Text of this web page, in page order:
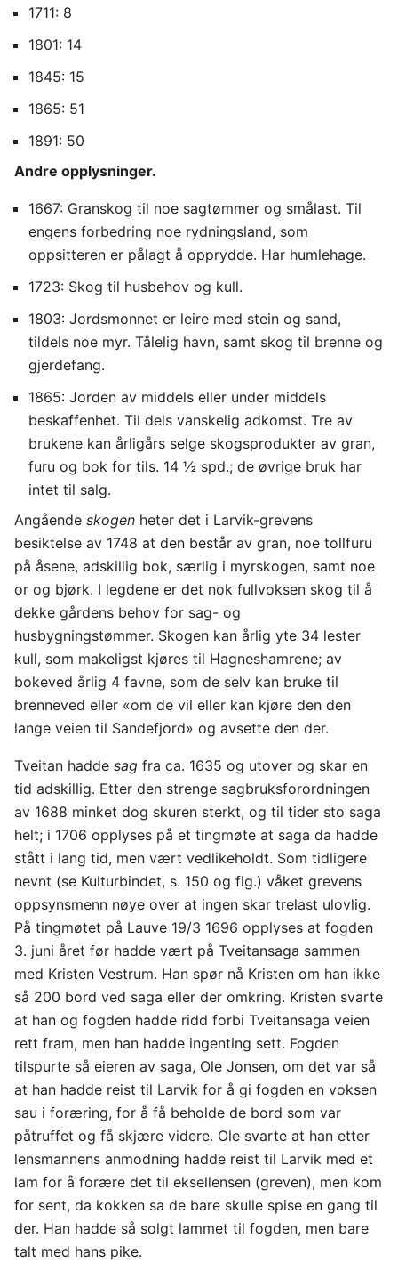
1711: 8
1801: 14
1845: 15
1865: 51
1891: 50
Andre opplysninger.
1667: Granskog til noe sagtømmer og smålast. Til
engens forbedring noe rydningsland, som
oppsitteren er pålagt å opprydde. Har humlehage.
1723: Skog til husbehov og kull.
1803: Jordsmonnet er leire med stein og sand,
tildels noe myr. Tålelig havn, samt skog til brenne og
gjerdefang.
1865: Jorden av middels eller under middels
beskaffenhet. Til dels vanskelig adkomst. Tre av
brukene kan årligårs selge skogsprodukter av gran,
furu og bok for tils. 14 ½ spd.; de øvrige bruk har
intet til salg.
Angående skogen heter det i Larvik-grevens
besiktelse av 1748 at den består av gran, noe tollfuru
på åsene, adskillig bok, særlig i myrskogen, samt noe
or og bjørk. I legdene er det nok fullvoksen skog til å
dekke gårdens behov for sag- og
husbygningstømmer. Skogen kan årlig yte 34 lester
kull, som makeligst kjøres til Hagneshamrene; av
bokeved årlig 4 favne, som de selv kan bruke til
brenneved eller «om de vil eller kan kjøre den den
lange veien til Sandefjord» og avsette den der.
Tveitan hadde sag fra ca. 1635 og utover og skar en
tid adskillig. Etter den strenge sagbruksforordningen
av 1688 minket dog skuren sterkt, og til tider sto saga
helt; i 1706 opplyses på et tingmøte at saga da hadde
stått i lang tid, men vært vedlikeholdt. Som tidligere
nevnt (se Kulturbindet, s. 150 og flg.) våket grevens
oppsynsmenn nøye over at ingen skar trelast ulovlig.
På tingmøtet på Lauve 19/3 1696 opplyses at fogden
3. juni året før hadde vært på Tveitansaga sammen
med Kristen Vestrum. Han spør nå Kristen om han ikke
så 200 bord ved saga eller der omkring. Kristen svarte
at han og fogden hadde ridd forbi Tveitansaga veien
rett fram, men han hadde ingenting sett. Fogden
tilspurte så eieren av saga, Ole Jonsen, om det var så
at han hadde reist til Larvik for å gi fogden en voksen
sau i foræring, for å få beholde de bord som var
påtruffet og få skjære videre. Ole svarte at han etter
lensmannens anmodning hadde reist til Larvik med et
lam for å forære det til eksellensen (greven), men kom
for sent, da kokken sa de bare skulle spise en gang til
der. Han hadde så solgt lammet til fogden, men bare
talt med hans pike.